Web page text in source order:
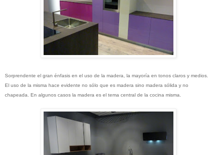
Sorprendente el gran énfasis en el uso de la madera, la mayoría en tonos claros y medios.
El uso de la misma hace evidente no sólo que es madera sino madera sólida y no
chapeada. En algunos casos la madera es el tema central de la cocina misma.